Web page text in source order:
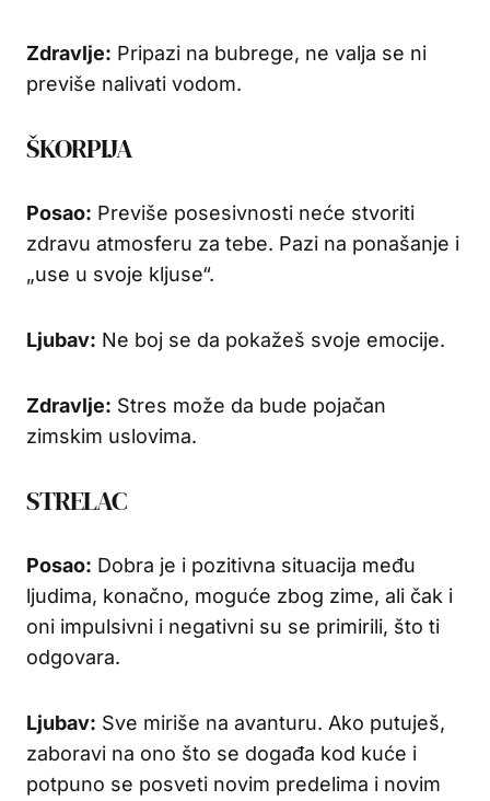
Zdravlje: Pripazi na bubrege, ne valja se ni
previše nalivati vodom.
ŠKORPIJA
Posao: Previše posesivnosti neće stvoriti
zdravu atmosferu za tebe. Pazi na ponašanje i
„use u svoje kljuse“.
Ljubav: Ne boj se da pokažeš svoje emocije.
Zdravlje: Stres može da bude pojačan
zimskim uslovima.
STRELAC
Posao: Dobra je i pozitivna situacija među
ljudima, konačno, moguće zbog zime, ali čak i
oni impulsivni i negativni su se primirili, što ti
odgovara.
Ljubav: Sve miriše na avanturu. Ako putuješ,
zaboravi na ono što se događa kod kuće i
potpuno se posveti novim predelima i novim